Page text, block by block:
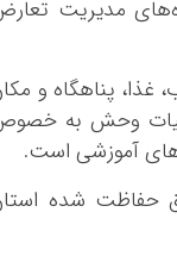
مدیریت
پناهگاه و
و حیات وحش به
آموزشی است.
حفاظت شده